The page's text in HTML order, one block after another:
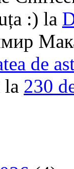
:) la
de
la 230